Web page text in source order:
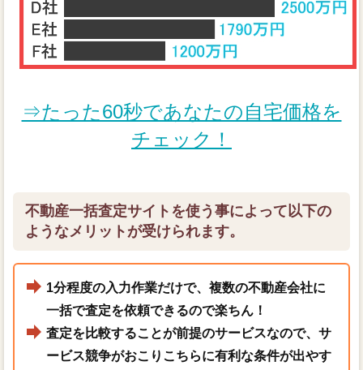
⇒たった60秒であなたの自宅価格を
チェック！
不動産一括査定サイトを使う事によって以下の
ようなメリットが受けられます。
1分程度の入力作業だけで、複数の不動産会社に
一括で査定を依頼できるので楽ちん！
査定を比較することが前提のサービスなので、サ
ービス競争がおこりこちらに有利な条件が出やす